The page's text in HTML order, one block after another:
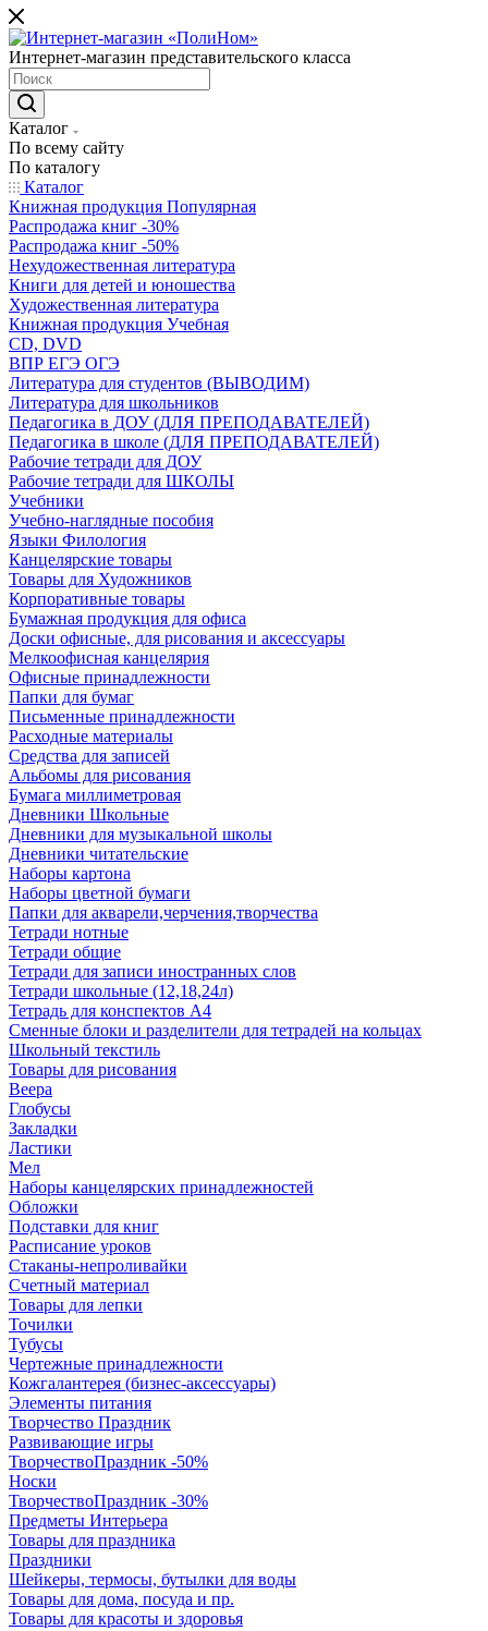
Интернет-магазин представительского класса
Каталог
По всему сайту
По каталогу
Каталог
Книжная продукция Популярная
Распродажа книг -30%
Распродажа книг -50%
Нехудожественная литература
Книги для детей и юношества
Художественная литература
Книжная продукция Учебная
CD, DVD
ВПР ЕГЭ ОГЭ
Литература для студентов (ВЫВОДИМ)
Литература для школьников
Педагогика в ДОУ (ДЛЯ ПРЕПОДАВАТЕЛЕЙ)
Педагогика в школе (ДЛЯ ПРЕПОДАВАТЕЛЕЙ)
Рабочие тетради для ДОУ
Рабочие тетради для ШКОЛЫ
Учебники
Учебно-наглядные пособия
Языки Филология
Канцелярские товары
Товары для Художников
Корпоративные товары
Бумажная продукция для офиса
Доски офисные, для рисования и аксессуары
Мелкоофисная канцелярия
Офисные принадлежности
Папки для бумаг
Письменные принадлежности
Расходные материалы
Средства для записей
Альбомы для рисования
Бумага миллиметровая
Дневники Школьные
Дневники для музыкальной школы
Дневники читательские
Наборы картона
Наборы цветной бумаги
Папки для акварели,черчения,творчества
Тетради нотные
Тетради общие
Тетради для записи иностранных слов
Тетради школьные (12,18,24л)
Тетрадь для конспектов А4
Сменные блоки и разделители для тетрадей на кольцах
Школьный текстиль
Товары для рисования
Веера
Глобусы
Закладки
Ластики
Мел
Наборы канцелярских принадлежностей
Обложки
Подставки для книг
Расписание уроков
Стаканы-непроливайки
Счетный материал
Товары для лепки
Точилки
Тубусы
Чертежные принадлежности
Кожгалантерея (бизнес-аксессуары)
Элементы питания
Творчество Праздник
Развивающие игры
ТворчествоПраздник -50%
Носки
ТворчествоПраздник -30%
Предметы Интерьера
Товары для праздника
Праздники
Шейкеры, термосы, бутылки для воды
Товары для дома, посуда и пр.
Товары для красоты и здоровья